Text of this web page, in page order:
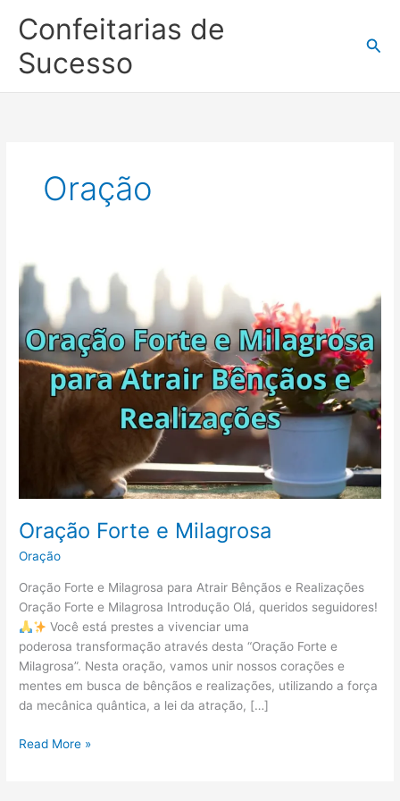
para
conteúdo
Confeitarias de
Sucesso
Oração
Oração Forte e Milagrosa
Oração
Oração Forte e Milagrosa para Atrair Bênçãos e Realizações
Oração Forte e Milagrosa Introdução Olá, queridos seguidores!
Você está prestes a vivenciar uma
poderosa transformação através desta “Oração Forte e
Milagrosa”. Nesta oração, vamos unir nossos corações e
mentes em busca de bênçãos e realizações, utilizando a força
da mecânica quântica, a lei da atração, […]
Oração
Forte
Milagrosa
Read More »